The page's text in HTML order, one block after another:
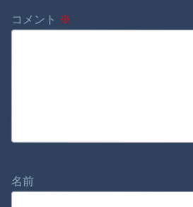
コメント ※
名前